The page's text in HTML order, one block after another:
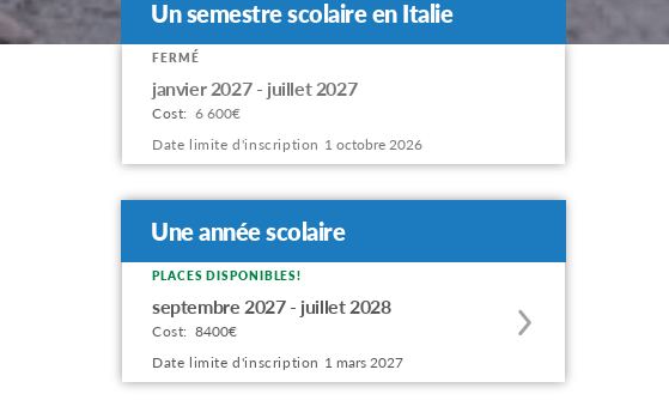
Un semestre scolaire en Italie
Apply
to
this
program
FERMÉ
janvier 2027 - juillet 2027
Cost: 6 600€
Date limite d'inscription 1 octobre 2026
Une année scolaire
Apply
to
this
program
PLACES DISPONIBLES!
septembre 2027 - juillet 2028
Cost: 8400€
Date limite d'inscription 1 mars 2027